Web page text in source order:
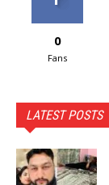
0
Fans
LATEST POSTS